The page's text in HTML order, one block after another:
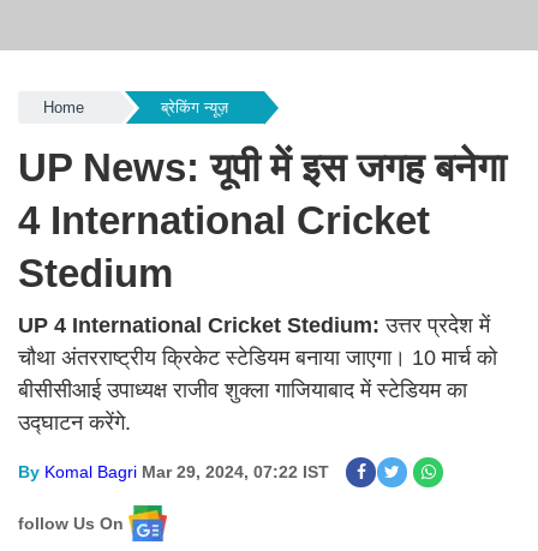
Home ब्रेकिंग न्यूज़
UP News: यूपी में इस जगह बनेगा
4 International Cricket
Stedium
UP 4 International Cricket Stedium:उत्तर प्रदेश में
चौथा अंतरराष्ट्रीय क्रिकेट स्टेडियम बनाया जाएगा। 10 मार्च को
बीसीसीआई उपाध्यक्ष राजीव शुक्ला गाजियाबाद में स्टेडियम का
उद्घाटन करेंगे.
By Komal Bagri Mar 29, 2024, 07:22 IST
follow Us On